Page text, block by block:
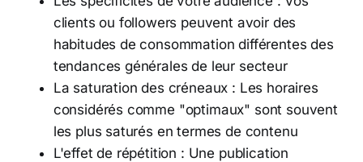
clients ou followers peuvent avoir des
habitudes de consommation différentes des
tendances générales de leur secteur
La saturation des créneaux : Les horaires
considérés comme "optimaux" sont souvent
les plus saturés en termes de contenu
L'effet de répétition : Une publication